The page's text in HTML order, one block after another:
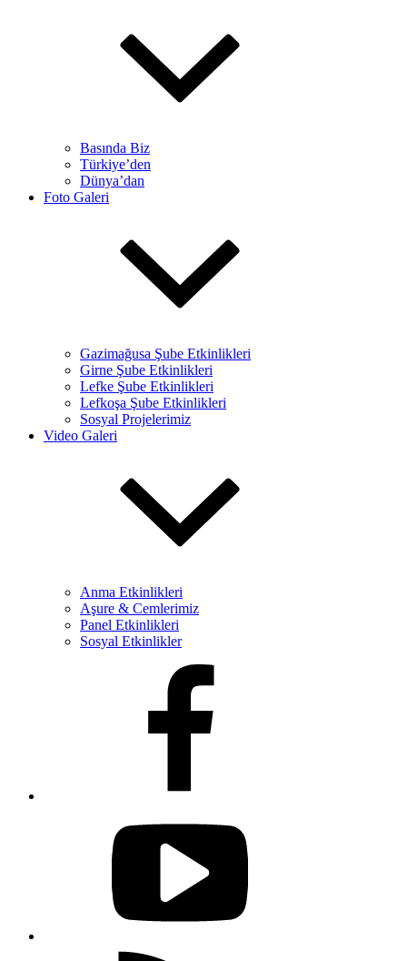
Basında Biz
Türkiye’den
Dünya’dan
Foto Galeri
Gazimağusa Şube Etkinlikleri
Girne Şube Etkinlikleri
Lefke Şube Etkinlikleri
Lefkoşa Şube Etkinlikleri
Sosyal Projelerimiz
Video Galeri
Anma Etkinlikleri
Aşure & Cemlerimiz
Panel Etkinlikleri
Sosyal Etkinlikler